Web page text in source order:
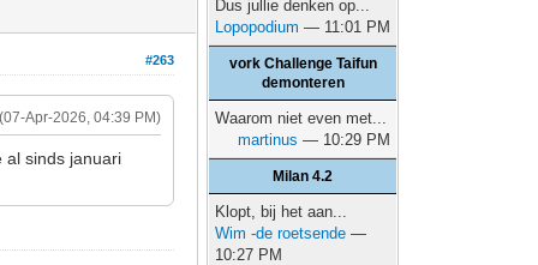
#263
(07-Apr-2026, 04:39 PM)
al sinds januari
Dus jullie denken op...
Lopopodium — 11:01 PM
vork Challenge Taifun
demonteren
Waarom niet even met...
martinus — 10:29 PM
Milan 4.2
Klopt, bij het aan...
Wim -de roetsende —
10:27 PM